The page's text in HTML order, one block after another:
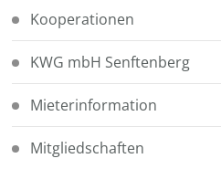
Kooperationen
KWG mbH Senftenberg
Mieterinformation
Mitgliedschaften